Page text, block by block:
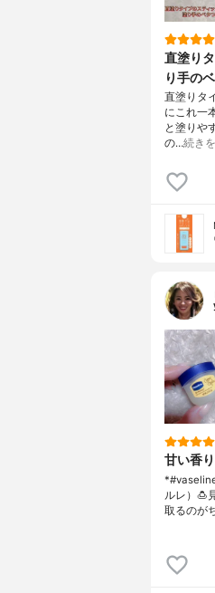
直塗り
り手の
直塗りタ
にこれ一
と塗りや
の…続き
甘い香
ルレ）🍮⁡
取るのが